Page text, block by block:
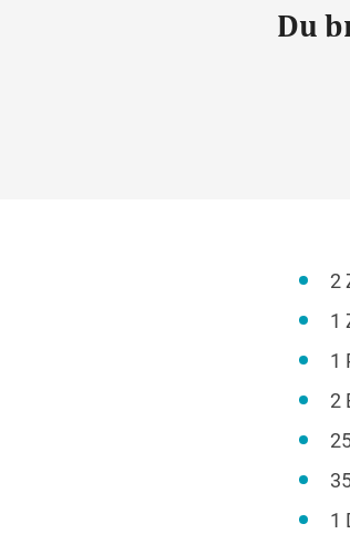
Du
2
1
1
2
1